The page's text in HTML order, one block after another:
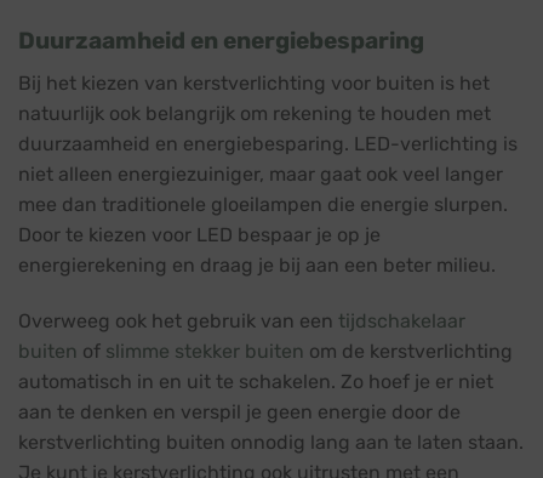
Duurzaamheid en energiebesparing
Bij het kiezen van kerstverlichting voor buiten is het
natuurlijk ook belangrijk om rekening te houden met
duurzaamheid en energiebesparing. LED-verlichting is
niet alleen energiezuiniger, maar gaat ook veel langer
mee dan traditionele gloeilampen die energie slurpen.
Door te kiezen voor LED bespaar je op je
energierekening en draag je bij aan een beter milieu.
Overweeg ook het gebruik van een tijdschakelaar
buiten of slimme stekker buiten om de kerstverlichting
automatisch in en uit te schakelen. Zo hoef je er niet
aan te denken en verspil je geen energie door de
kerstverlichting buiten onnodig lang aan te laten staan.
Je kunt je kerstverlichting ook uitrusten met een